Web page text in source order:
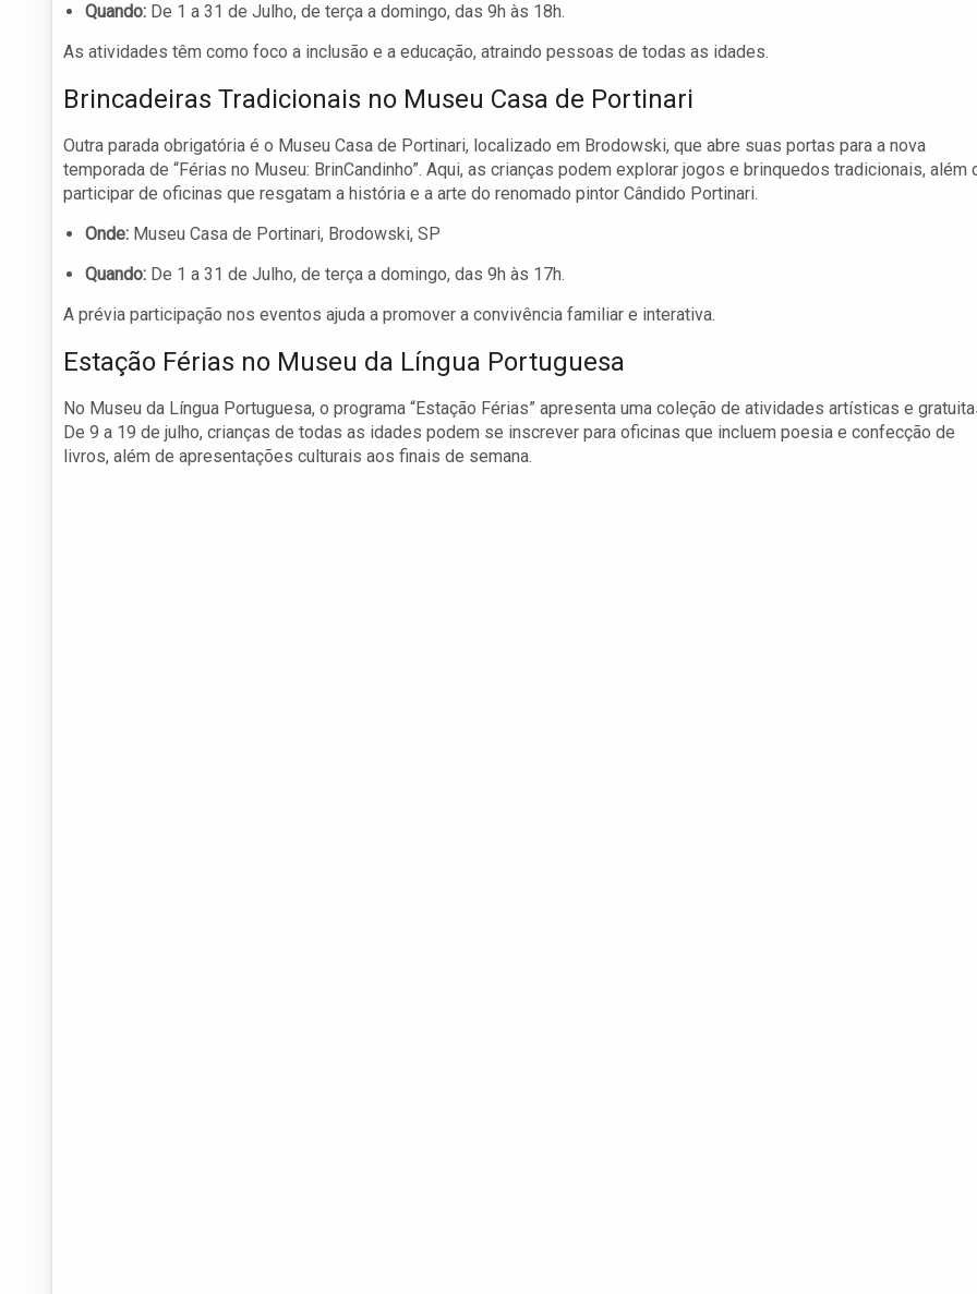
Quando: De 1 a 31 de Julho, de terça a domingo, das 9h às 18h.
As atividades têm como foco a inclusão e a educação, atraindo pessoas de todas as idades.
Brincadeiras Tradicionais no Museu Casa de Portinari
Outra parada obrigatória é o Museu Casa de Portinari, localizado em Brodowski, que abre suas portas para a nova
temporada de “Férias no Museu: BrinCandinho”. Aqui, as crianças podem explorar jogos e brinquedos tradicionais, além
participar de oficinas que resgatam a história e a arte do renomado pintor Cândido Portinari.
Onde: Museu Casa de Portinari, Brodowski, SP
Quando: De 1 a 31 de Julho, de terça a domingo, das 9h às 17h.
A prévia participação nos eventos ajuda a promover a convivência familiar e interativa.
Estação Férias no Museu da Língua Portuguesa
No Museu da Língua Portuguesa, o programa “Estação Férias” apresenta uma coleção de atividades artísticas e
De 9 a 19 de julho, crianças de todas as idades podem se inscrever para oficinas que incluem poesia e confecção de
livros, além de apresentações culturais aos finais de semana.